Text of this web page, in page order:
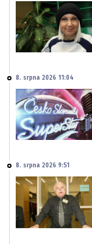
8. srpna 2026 11:04
8. srpna 2026 9:51